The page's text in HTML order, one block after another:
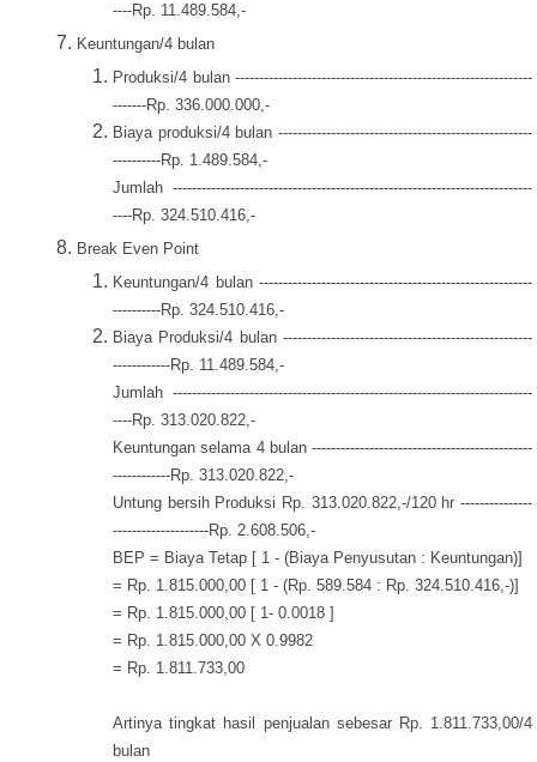
----Rp. 11.489.584,-
Keuntungan/4 bulan
Produksi/4 bulan --------------------------------------------------------------
-------Rp. 336.000.000,-
Biaya produksi/4 bulan -----------------------------------------------------
----------Rp. 1.489.584,-
Jumlah ---------------------------------------------------------------------------
----Rp. 324.510.416,-
Break Even Point
Keuntungan/4 bulan ---------------------------------------------------------
----------Rp. 324.510.416,-
Biaya Produksi/4 bulan ----------------------------------------------------
------------Rp. 11.489.584,-
Jumlah ---------------------------------------------------------------------------
----Rp. 313.020.822,-
Keuntungan selama 4 bulan ----------------------------------------------
------------Rp. 313.020.822,-
Untung bersih Produksi Rp. 313.020.822,-/120 hr ---------------
--------------------Rp. 2.608.506,-
BEP = Biaya Tetap [ 1 - (Biaya Penyusutan : Keuntungan)]
= Rp. 1.815.000,00 [ 1 - (Rp. 589.584 : Rp. 324.510.416,-)]
= Rp. 1.815.000,00 [ 1- 0.0018 ]
= Rp. 1.815.000,00 X 0.9982
= Rp. 1.811.733,00
Artinya tingkat hasil penjualan sebesar Rp. 1.811.733,00/4
bulan